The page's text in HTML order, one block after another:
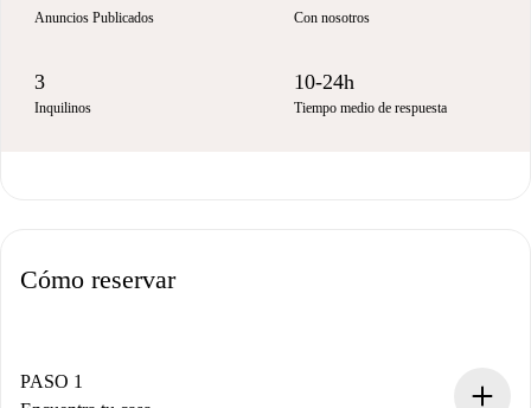
Anuncios Publicados Con nosotros
3
Inquilinos
10-24h
Tiempo medio de respuesta
Cómo reservar
PASO 1